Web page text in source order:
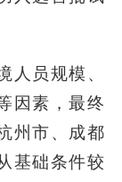
员规模、
因素，最终
州市、成都
基础条件较